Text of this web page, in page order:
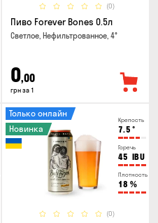
(0)
Пиво Forever Bones 0.5л
Светлое, Нефильтрованное, 4°
0,00
грн за 1
Крепость
7.5 °
Горечь
45 IBU
Плотность
18 %
(0)
Только онлайн
Новинка